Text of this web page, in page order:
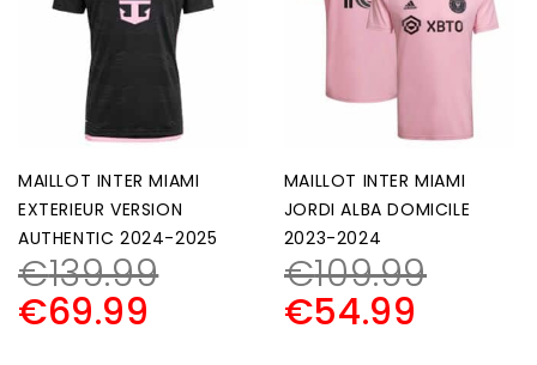
MAILLOT INTER MIAMI
EXTERIEUR VERSION
AUTHENTIC 2024-2025
€139.99
€69.99
MAILLOT INTER MIAMI
JORDI ALBA DOMICILE
2023-2024
€109.99
€54.99